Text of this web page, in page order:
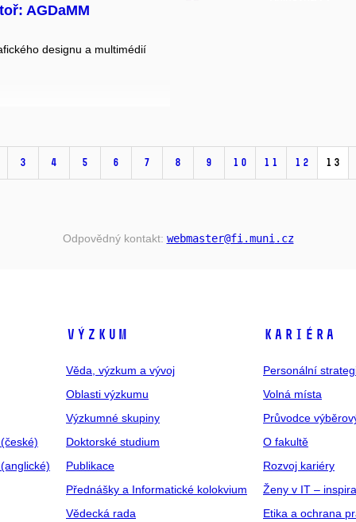
AGDaMM
designu a multimédií
3 4 5 6 7 8 9 10 11 12 13
Odpovědný kontakt: webmaster@fi .muni .cz
VÝZKUM
Věda, výzkum a vývoj
Oblasti výzkumu
Výzkumné skupiny
Doktorské studium
Publikace
Přednášky a Informatické kolokvium
Vědecká rada
KARIÉRA
Personální
Volná místa
Průvodce
O fakultě
Rozvoj kariéry
Ženy v IT –
Etika a ochrana